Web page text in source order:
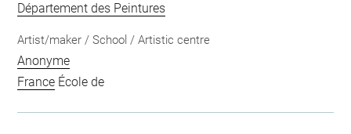
Département des Peintures
Artist/maker / School / Artistic centre
Anonyme
France École de